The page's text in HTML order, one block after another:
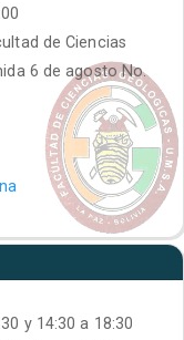
de Ciencias
6 de agosto No.
y 14:30 a 18:30